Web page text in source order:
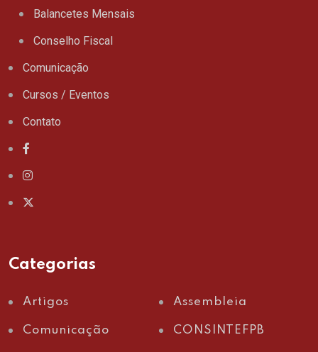
Balancetes Mensais
Conselho Fiscal
Comunicação
Cursos / Eventos
Contato
Categorias
Artigos Assembleia
Comunicação CONSINTEFPB